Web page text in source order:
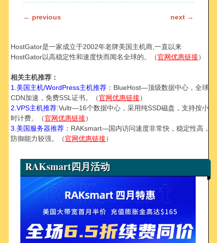
Post navigation
← previous next →
HostGator是一家成立于2002年老牌美国主机商,一直以来
HostGator以高稳定性和速度快而闻名全球的。（官网优惠链接）
相关主机推荐：
1.美国主机/WordPress主机推荐 ：BlueHost—顶级数据中心，全球
CDN加速，免费SSL证书。（官网优惠链接）
2.VPS主机推荐:Vultr—16个数据中心，采用纯SSD磁盘，支持按小
时计费。（官网优惠链接）
3.美国服务器推荐 ：RAKsmart—国内访问速度非常快，稳定性高，
防御能力较强。（官网优惠链接）
RAKsmart四月活动